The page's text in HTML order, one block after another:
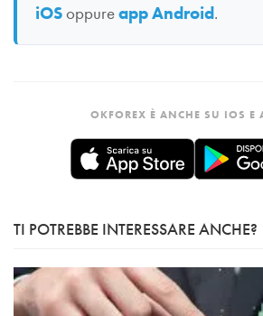
iOSoppureapp Android.
OKFOREX È ANCHE SU IOS E
TI POTREBBE INTERESSARE ANCHE?